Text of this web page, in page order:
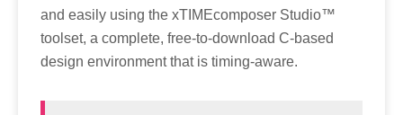
and easily using the xTIMEcomposer Studio™
toolset, a complete, free-to-download C-based
design environment that is timing-aware.